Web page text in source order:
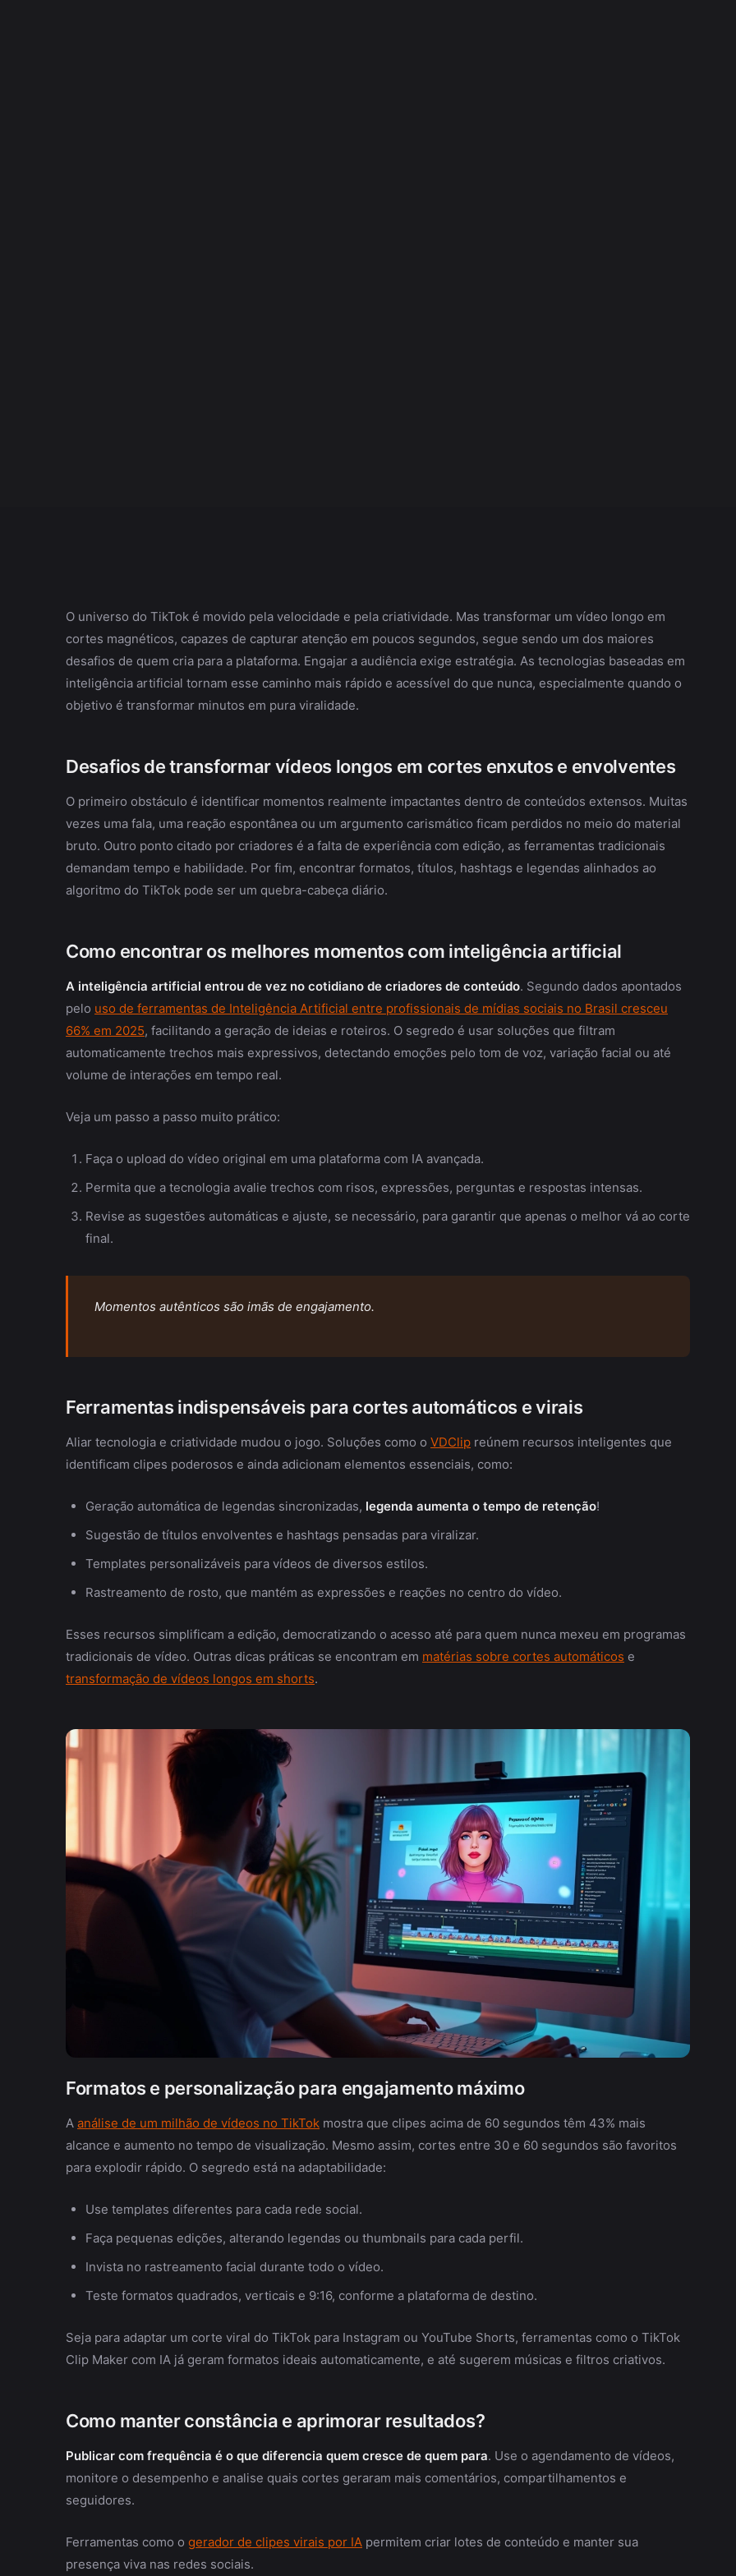
O universo do TikTok é movido pela velocidade e pela criatividade. Mas transformar um vídeo longo em
cortes magnéticos, capazes de capturar atenção em poucos segundos, segue sendo um dos maiores
desafios de quem cria para a plataforma. Engajar a audiência exige estratégia. As tecnologias baseadas em
inteligência artificial tornam esse caminho mais rápido e acessível do que nunca, especialmente quando o
objetivo é transformar minutos em pura viralidade.
Desafios de transformar vídeos longos em cortes enxutos e envolventes
O primeiro obstáculo é identificar momentos realmente impactantes dentro de conteúdos extensos. Muitas
vezes uma fala, uma reação espontânea ou um argumento carismático ficam perdidos no meio do material
bruto. Outro ponto citado por criadores é a falta de experiência com edição, as ferramentas tradicionais
demandam tempo e habilidade. Por fim, encontrar formatos, títulos, hashtags e legendas alinhados ao
algoritmo do TikTok pode ser um quebra-cabeça diário.
Como encontrar os melhores momentos com inteligência artificial
A inteligência artificial entrou de vez no cotidiano de criadores de conteúdo. Segundo dados apontados
pelo uso de ferramentas de Inteligência Artificial entre profissionais de mídias sociais no Brasil cresceu
66% em 2025, facilitando a geração de ideias e roteiros. O segredo é usar soluções que filtram
automaticamente trechos mais expressivos, detectando emoções pelo tom de voz, variação facial ou até
volume de interações em tempo real.
Veja um passo a passo muito prático:
Faça o upload do vídeo original em uma plataforma com IA avançada.
Permita que a tecnologia avalie trechos com risos, expressões, perguntas e respostas intensas.
Revise as sugestões automáticas e ajuste, se necessário, para garantir que apenas o melhor vá ao corte
final.
Momentos autênticos são imãs de engajamento.
Ferramentas indispensáveis para cortes automáticos e virais
Aliar tecnologia e criatividade mudou o jogo. Soluções como o VDClip reúnem recursos inteligentes que
identificam clipes poderosos e ainda adicionam elementos essenciais, como:
Geração automática de legendas sincronizadas, legenda aumenta o tempo de retenção!
Sugestão de títulos envolventes e hashtags pensadas para viralizar.
Templates personalizáveis para vídeos de diversos estilos.
Rastreamento de rosto, que mantém as expressões e reações no centro do vídeo.
Esses recursos simplificam a edição, democratizando o acesso até para quem nunca mexeu em programas
tradicionais de vídeo. Outras dicas práticas se encontram em matérias sobre cortes automáticos e
transformação de vídeos longos em shorts.
Formatos e personalização para engajamento máximo
A análise de um milhão de vídeos no TikTok mostra que clipes acima de 60 segundos têm 43% mais
alcance e aumento no tempo de visualização. Mesmo assim, cortes entre 30 e 60 segundos são favoritos
para explodir rápido. O segredo está na adaptabilidade:
Use templates diferentes para cada rede social.
Faça pequenas edições, alterando legendas ou thumbnails para cada perfil.
Invista no rastreamento facial durante todo o vídeo.
Teste formatos quadrados, verticais e 9:16, conforme a plataforma de destino.
Seja para adaptar um corte viral do TikTok para Instagram ou YouTube Shorts, ferramentas como o TikTok
Clip Maker com IA já geram formatos ideais automaticamente, e até sugerem músicas e filtros criativos.
Como manter constância e aprimorar resultados?
Publicar com frequência é o que diferencia quem cresce de quem para. Use o agendamento de vídeos,
monitore o desempenho e analise quais cortes geraram mais comentários, compartilhamentos e
seguidores.
Ferramentas como o gerador de clipes virais por IA permitem criar lotes de conteúdo e manter sua
presença viva nas redes sociais.